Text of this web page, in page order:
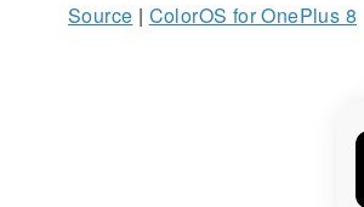
Source | ColorOS for OnePlus 8